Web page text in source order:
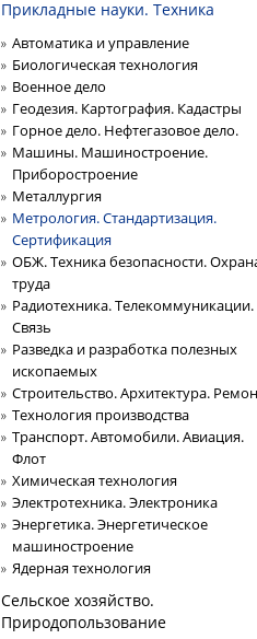
Прикладные науки. Техника
Автоматика и управление
Биологическая технология
Военное дело
Геодезия. Картография. Кадастры
Горное дело. Нефтегазовое дело.
Машины. Машиностроение.
Приборостроение
Металлургия
Метрология. Стандартизация.
Сертификация
ОБЖ. Техника безопасности.
труда
Радиотехника. Телекоммуникации.
Связь
Разведка и разработка полезных
ископаемых
Строительство. Архитектура.
Технология производства
Транспорт. Автомобили. Авиация.
Флот
Химическая технология
Электротехника. Электроника
Энергетика. Энергетическое
машиностроение
Ядерная технология
Сельское хозяйство.
Природопользование